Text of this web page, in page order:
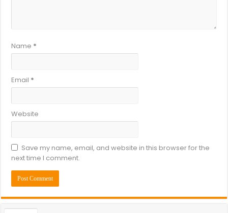
Name *
Email *
Website
Save my name, email, and website in this browser for the
next time I comment.